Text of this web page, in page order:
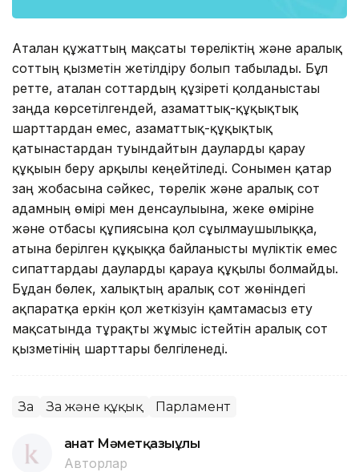
Аталған құжаттың мақсаты төреліктің және аралық
соттың қызметін жетілдіру болып табылады. Бұл
ретте, аталған соттардың құзіреті қолданыстағы
заңда көрсетілгендей, азаматтық-құқықтық
шарттардан емес, азаматтық-құқықтық
қатынастардан туындайтын дауларды қарау
құқығын беру арқылы кеңейтіледі. Сонымен қатар
заң жобасына сәйкес, төрелік және аралық сот
адамның өмірі мен денсаулығына, жеке өміріне
және отбасы құпиясына қол сұғылмаушылыққа,
атына берілген құқыққа байланысты мүліктік емес
сипаттардағы дауларды қарауға құқылы болмайды.
Бұдан бөлек, халықтың аралық сот жөніндегі
ақпаратқа еркін қол жеткізуін қамтамасыз ету
мақсатында тұрақты жұмыс істейтін аралық сот
қызметінің шарттары белгіленеді.
Заң Заң және құқық Парламент
Қанат Мәметқазыұлы
Авторлар